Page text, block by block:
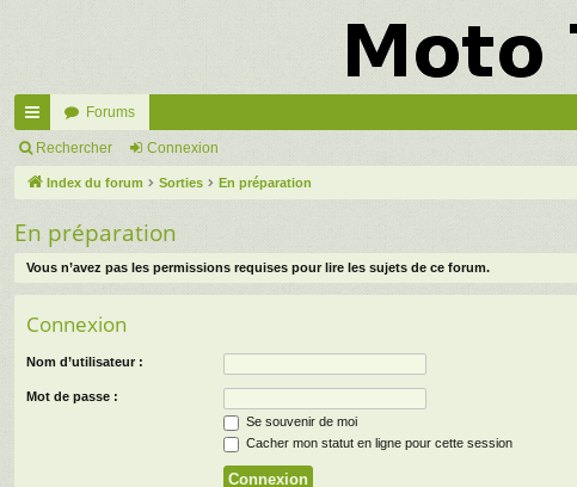
cc
ès
de
Forums
Rechercher Connexion
Index du forum Sorties En préparation
En préparation
Vous n’avez pas les permissions requises pour lire les sujets de ce forum.
Connexion
Nom d’utilisateur :
Mot de passe :
Se souvenir de moi
Cacher mon statut en ligne pour cette session